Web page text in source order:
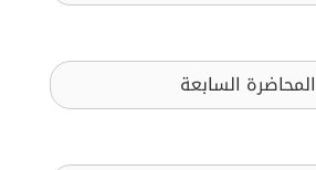
المحاضرة السابعة